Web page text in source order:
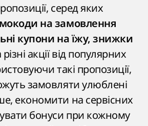
серед яких
на замовлення
купони на їжу, знижки
акції від популярних
такі пропозиції,
замовляти улюблені
економити на сервісних
бонуси при кожному